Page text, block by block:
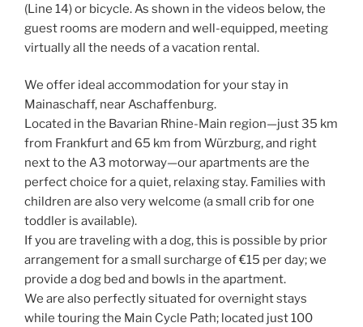
(Line 14) or bicycle. As shown in the videos below, the
guest rooms are modern and well-equipped, meeting
virtually all the needs of a vacation rental.
We offer ideal accommodation for your stay in
Mainaschaff, near Aschaffenburg.
Located in the Bavarian Rhine-Main region—just 35 km
from Frankfurt and 65 km from Würzburg, and right
next to the A3 motorway—our apartments are the
perfect choice for a quiet, relaxing stay. Families with
children are also very welcome (a small crib for one
toddler is available).
If you are traveling with a dog, this is possible by prior
arrangement for a small surcharge of €15 per day; we
provide a dog bed and bowls in the apartment.
We are also perfectly situated for overnight stays
while touring the Main Cycle Path; located just 100